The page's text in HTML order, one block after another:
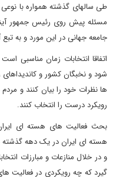
طی سالهای گذشته همواره با
مسئله پیش روی رئیس جمهور
جامعه جهانی در این مورد و به
اتفاقا انتخابات زمان مناسبی
شود و نخبگان کشور و
ها نظرات خود را بیان کنند و
رویکرد درست را انتخاب کنند.
بحث فعالیت های هسته ای
هسته ای ایران در یک دهه
و در خلال منازعات و مبارزات
گیرد که چه رویکردی در فعالیت